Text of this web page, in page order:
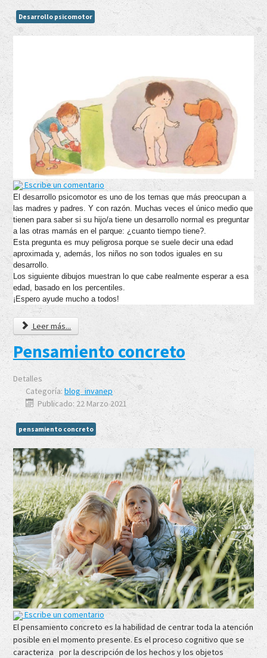
Desarrollo psicomotor
Escribe un comentario
El desarrollo psicomotor es uno de los temas que más preocupan a
las madres y padres. Y con razón. Muchas veces el único medio que
tienen para saber si su hijo/a tiene un desarrollo normal es preguntar
a las otras mamás en el parque: ¿cuanto tiempo tiene?.
Esta pregunta es muy peligrosa porque se suele decir una edad
aproximada y, además, los niños no son todos iguales en su
desarrollo.
Los siguiente dibujos muestran lo que cabe realmente esperar a esa
edad, basado en los percentiles.
¡Espero ayude mucho a todos!
Leer más...
Pensamiento concreto
Detalles
Categoría: blog_invanep
Publicado: 22 Marzo 2021
pensamiento concreto
Escribe un comentario
El pensamiento concreto es la habilidad de centrar toda la atención
posible en el momento presente. Es el proceso cognitivo que se
caracteriza por la descripción de los hechos y los objetos